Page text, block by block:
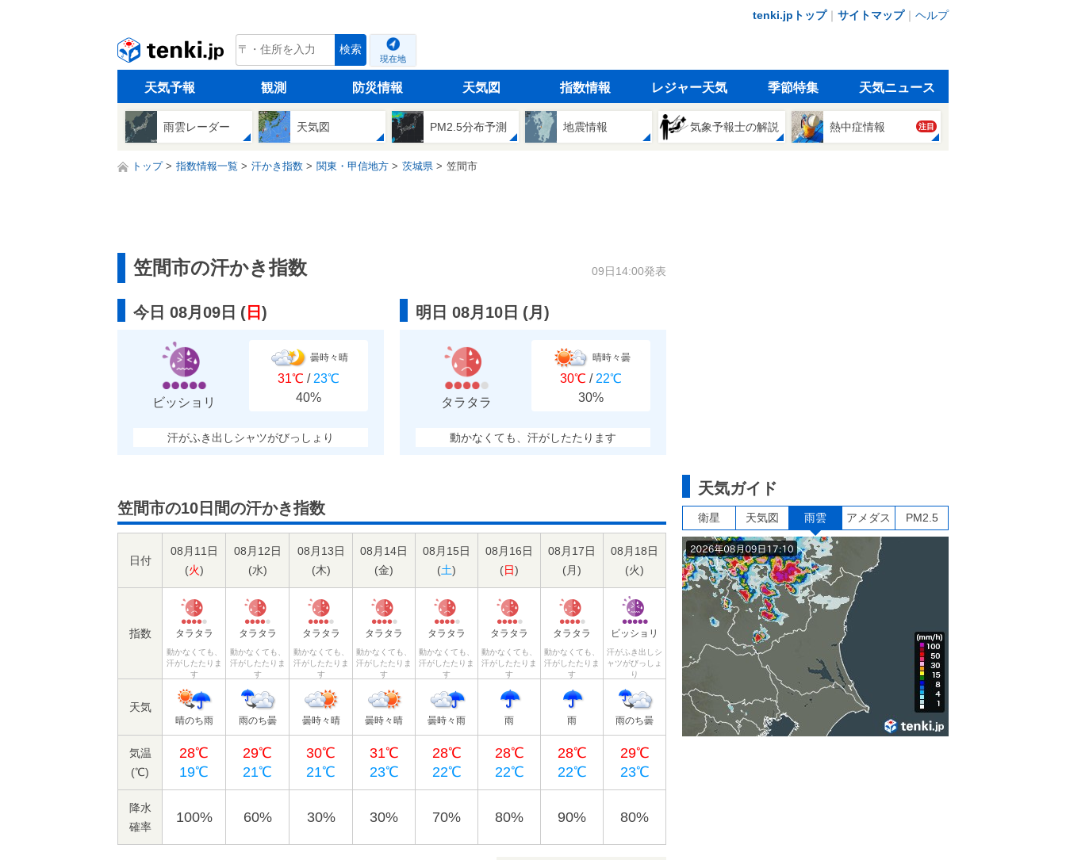
tenki.jpトップ｜ サイトマップ｜ ヘルプ
tenki.jp 検索
現在地
天気予報 観測 防災情報 天気図 指数情報 レジャー天気 季節特集 天気ニュース
雨雲レーダー 天気図 PM2.5分布予測 地震情報 気象予報士の解説 熱中症情報 注目
トップ 指数情報一覧 汗かき指数 関東・甲信地方 茨城県 笠間市
笠間市の汗かき指数 09日14:00発表
今日 08月09日 ( 日 )
ビッショリ
曇時々晴
31℃ / 23℃
40%
汗がふき出しシャツがびっしょり
明日 08月10日 (月 )
タラタラ
晴時々曇
30℃ / 22℃
30%
動かなくても、汗がしたたります
笠間市の10日間の汗かき指数
日付
08月11日
(火)
08月12日
(水)
08月13日
(木)
08月14日
(金)
08月15日
(土)
08月16日
(日)
08月17日
(月)
08月18日
(火)
指数 タラタラ
動かなくても、
汗がしたたりま
す
タラタラ
動かなくても、
汗がしたたりま
す
タラタラ
動かなくても、
汗がしたたりま
す
タラタラ
動かなくても、
汗がしたたりま
す
タラタラ
動かなくても、
汗がしたたりま
す
タラタラ
動かなくても、
汗がしたたりま
す
タラタラ
動かなくても、
汗がしたたりま
す
ビッショリ
汗がふき出しシ
ャツがびっしょ
り
天気
晴のち雨 雨のち曇 曇時々晴 曇時々晴 曇時々雨 雨 雨 雨のち曇
気温
(℃)
28℃
19℃
29℃
21℃
30℃
21℃
31℃
23℃
28℃
22℃
28℃
22℃
28℃
22℃
29℃
23℃
降水
確率
100% 60% 30% 30% 70% 80% 90% 80%
天気ガイド
衛星 天気図 雨雲 アメダス PM2.5